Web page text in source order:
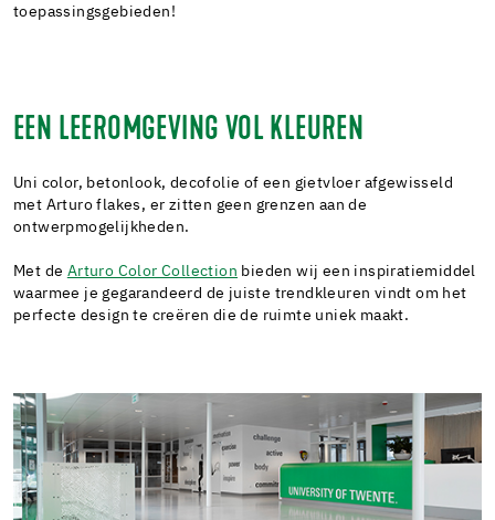
toepassingsgebieden!
EEN LEEROMGEVING VOL KLEUREN
Uni color, betonlook, decofolie of een gietvloer afgewisseld
met Arturo flakes, er zitten geen grenzen aan de
ontwerpmogelijkheden.
Met de Arturo Color Collection bieden wij een inspiratiemiddel
waarmee je gegarandeerd de juiste trendkleuren vindt om het
perfecte design te creëren die de ruimte uniek maakt.